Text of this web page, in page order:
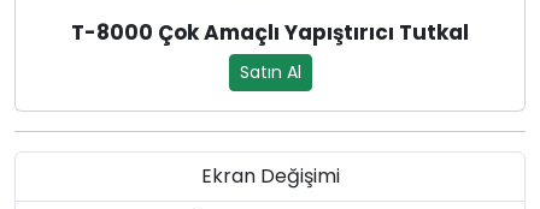
T-8000 Çok Amaçlı Yapıştırıcı Tutkal
Satın Al
Ekran Değişimi